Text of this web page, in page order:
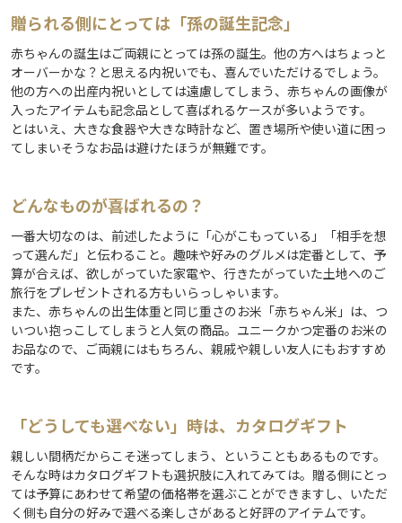
贈られる側にとっては「孫の誕生記念」
赤ちゃんの誕生はご両親にとっては孫の誕生。他の方へはちょっと
オーバーかな？と思える内祝いでも、喜んでいただけるでしょう。
他の方への出産内祝いとしては遠慮してしまう、赤ちゃんの画像が
入ったアイテムも記念品として喜ばれるケースが多いようです。
とはいえ、大きな食器や大きな時計など、置き場所や使い道に困っ
てしまいそうなお品は避けたほうが無難です。
どんなものが喜ばれるの？
一番大切なのは、前述したように「心がこもっている」「相手を想
って選んだ」と伝わること。趣味や好みのグルメは定番として、予
算が合えば、欲しがっていた家電や、行きたがっていた土地へのご
旅行をプレゼントされる方もいらっしゃいます。
また、赤ちゃんの出生体重と同じ重さのお米「赤ちゃん米」は、つ
いつい抱っこしてしまうと人気の商品。ユニークかつ定番のお米の
お品なので、ご両親にはもちろん、親戚や親しい友人にもおすすめ
です。
「どうしても選べない」時は、カタログギフト
親しい間柄だからこそ迷ってしまう、ということもあるものです。
そんな時はカタログギフトも選択肢に入れてみては。贈る側にとっ
ては予算にあわせて希望の価格帯を選ぶことができますし、いただ
く側も自分の好みで選べる楽しさがあると好評のアイテムです。